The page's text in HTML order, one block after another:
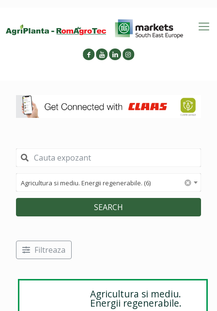
Agricultura si mediu. Energii regenerabile. (6)
SEARCH
Filtreaza
Agricultura si mediu.
Energii regenerabile.